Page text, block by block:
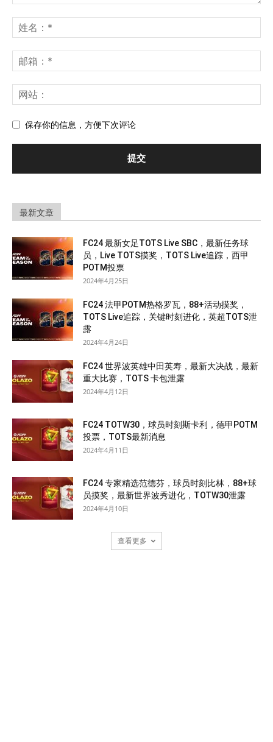
保存你的信息，方便下次评论
最新文章
FC24 最新女足TOTS Live SBC，最新任务球
员，Live TOTS摸奖，TOTS Live追踪，西甲
POTM投票
2024年4月25日
FC24 法甲POTM热格罗瓦，88+活动摸奖，
TOTS Live追踪，关键时刻进化，英超TOTS泄
露
2024年4月24日
FC24 世界波英雄中田英寿，最新大决战，最新
重大比赛，TOTS 卡包泄露
2024年4月12日
FC24 TOTW30，球员时刻斯卡利，德甲POTM
投票，TOTS最新消息
2024年4月11日
FC24 专家精选范德芬，球员时刻比林，88+球
员摸奖，最新世界波秀进化，TOTW30泄露
2024年4月10日
查看更多